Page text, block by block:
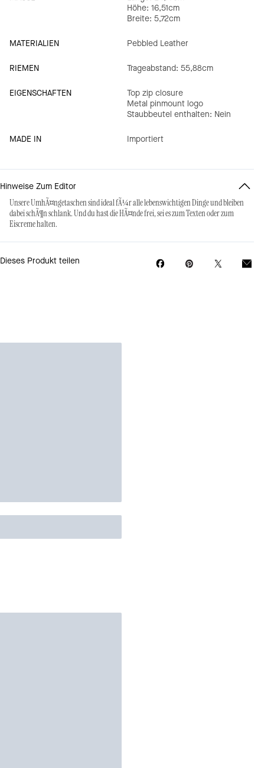
Höhe: 16,51cm
Breite: 5,72cm
MATERIALIEN Pebbled Leather
RIEMEN Trageabstand: 55,88cm
EIGENSCHAFTEN
Top zip closure
Metal pinmount logo
Staubbeutel enthalten: Nein
MADE IN Importiert
Hinweise Zum Editor
Unsere UmhÃ¤ngetaschen sind ideal fÃ¼r alle lebenswichtigen Dinge und bleiben
dabei schÃ¶n schlank. Und du hast die HÃ¤nde frei, sei es zum Texten oder zum
Eiscreme halten.
Dieses Produkt teilen